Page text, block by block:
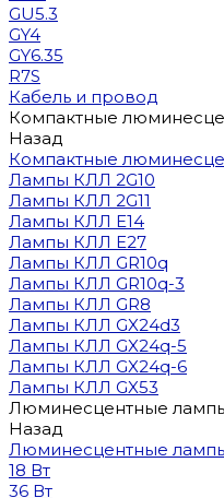
GU5.3
GY4
GY6.35
R7S
Кабель и провод
Компактные
Назад
Компактные
Лампы КЛЛ 2G10
Лампы КЛЛ 2G11
Лампы КЛЛ E14
Лампы КЛЛ E27
Лампы КЛЛ GR10q
Лампы КЛЛ GR10q-3
Лампы КЛЛ GR8
Лампы КЛЛ GX24d3
Лампы КЛЛ GX24q-5
Лампы КЛЛ GX24q-6
Лампы КЛЛ GX53
Люминесцентные
Назад
Люминесцентные
18 Вт
36 Вт